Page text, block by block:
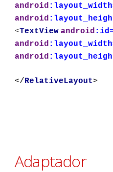
android
android
<TextView android
android
android
</ RelativeLayout>
Adaptador